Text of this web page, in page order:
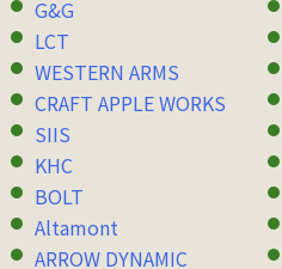
G&G
LCT
WESTERN ARMS
CRAFT APPLE WORKS
SIIS
KHC
BOLT
Altamont
ARROW DYNAMIC